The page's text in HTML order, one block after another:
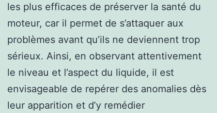
les plus efficaces de préserver la santé du
moteur, car il permet de s’attaquer aux
problèmes avant qu’ils ne deviennent trop
sérieux. Ainsi, en observant attentivement
le niveau et l’aspect du liquide, il est
envisageable de repérer des anomalies dès
leur apparition et d’y remédier